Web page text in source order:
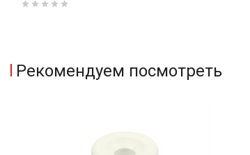
Рекомендуем посмотреть